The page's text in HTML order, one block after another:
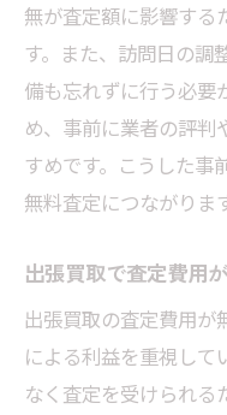
無が査定額に影響する
す。また、訪問日の調
備も忘れずに行う必要
め、事前に業者の評判
すめです。こうした事
無料査定につながりま
出張買取で査定費用
出張買取の査定費用が
による利益を重視して
なく査定を受けられる